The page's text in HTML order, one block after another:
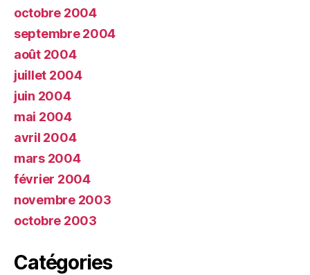
octobre 2004
septembre 2004
août 2004
juillet 2004
juin 2004
mai 2004
avril 2004
mars 2004
février 2004
novembre 2003
octobre 2003
Catégories